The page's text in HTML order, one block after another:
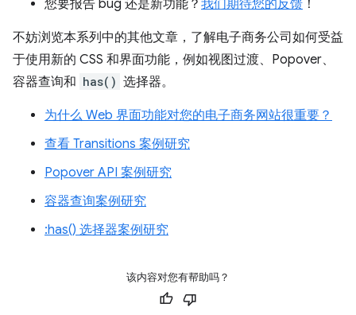
您要报告 bug 还是新功能？ 我们期待您的反馈 ！
不妨浏览本系列中的其他文章，了解电子商务公司如何受益
于使用新的 CSS 和界面功能，例如视图过渡、Popover、
容器查询和 has() 选择器。
为什么 Web 界面功能对您的电子商务网站很重要？
查看 Transitions 案例研究
Popover API 案例研究
容器查询案例研究
:has() 选择器案例研究
该内容对您有帮助吗？